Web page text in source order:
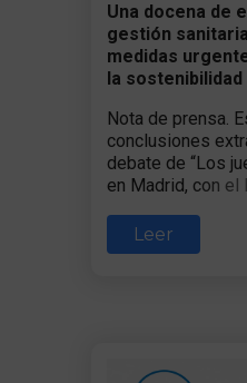
Una docena de
gestión
medidas
la
Nota de prensa.
conclusiones
debate de “Los
en Madrid, con el
estratégicas y el
sanitario”.
Leer